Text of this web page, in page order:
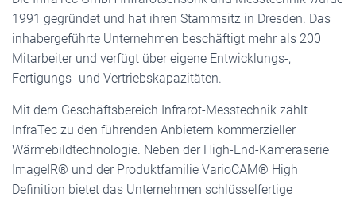
1991 gegründet und hat ihren Stammsitz in Dresden. Das
inhabergeführte Unternehmen beschäftigt mehr als 200
Mitarbeiter und verfügt über eigene Entwicklungs-,
Fertigungs- und Vertriebskapazitäten.
Mit dem Geschäftsbereich Infrarot-Messtechnik zählt
InfraTec zu den führenden Anbietern kommerzieller
Wärmebildtechnologie. Neben der High-End-Kameraserie
ImageIR® und der Produktfamilie VarioCAM® High
Definition bietet das Unternehmen schlüsselfertige